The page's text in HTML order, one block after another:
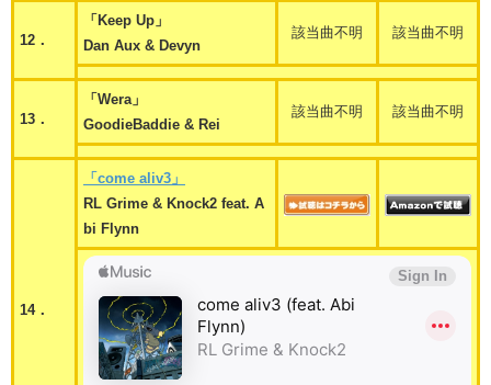
12．
「Keep Up」
Dan Aux & Devyn
該当曲不明 該当曲不明
13．
「Wera」
GoodieBaddie & Rei
該当曲不明 該当曲不明
14．
「come aliv3」
RL Grime & Knock2 feat. A
bi Flynn